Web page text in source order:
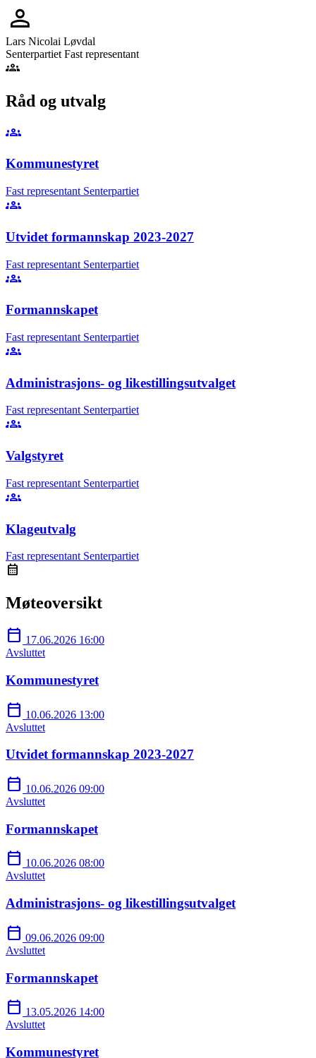
person
Lars Nicolai Løvdal
Senterpartiet Fast representant
groups
Råd og utvalg
groups
Kommunestyret
Fast representant Senterpartiet
groups
Utvidet formannskap 2023-2027
Fast representant Senterpartiet
groups
Formannskapet
Fast representant Senterpartiet
groups
Administrasjons- og likestillingsutvalget
Fast representant Senterpartiet
groups
Valgstyret
Fast representant Senterpartiet
groups
Klageutvalg
Fast representant Senterpartiet
calendar_month
Møteoversikt
calendar_today 17.06.2026 16:00
Avsluttet
Kommunestyret
calendar_today 10.06.2026 13:00
Avsluttet
Utvidet formannskap 2023-2027
calendar_today 10.06.2026 09:00
Avsluttet
Formannskapet
calendar_today 10.06.2026 08:00
Avsluttet
Administrasjons- og likestillingsutvalget
calendar_today 09.06.2026 09:00
Avsluttet
Formannskapet
calendar_today 13.05.2026 14:00
Avsluttet
Kommunestyret